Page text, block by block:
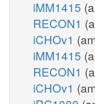
iMM1415
RECON1
iCHOv1
iMM1415
RECON1
iCHOv1